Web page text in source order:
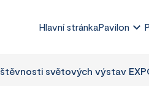
Hlavní stránkaPavilon
světových výstav